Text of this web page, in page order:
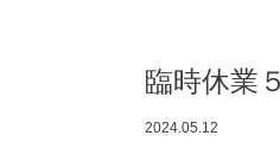
臨時休業
2024.05.12